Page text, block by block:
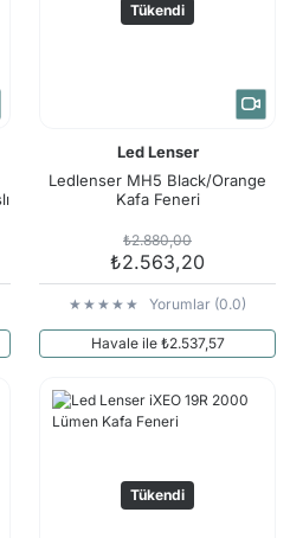
Tükendi
Led Lenser
Ledlenser MH5 Black/Orange
Kafa Feneri
₺2.880,00
₺2.563,20
Yorumlar (0.0)
Havale ile ₺2.537,57
Tükendi